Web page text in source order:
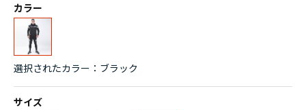
カラー
選択されたカラー：ブラック
サイズ